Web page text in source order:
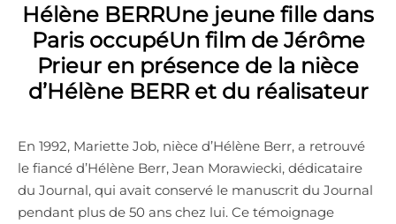
Hélène BERRUne jeune fille dans
Paris occupéUn film de Jérôme
Prieur en présence de la nièce
d’Hélène BERR et du réalisateur
En 1992, Mariette Job, nièce d’Hélène Berr, a retrouvé
le fiancé d’Hélène Berr, Jean Morawiecki, dédicataire
du Journal, qui avait conservé le manuscrit du Journal
pendant plus de 50 ans chez lui. Ce témoignage